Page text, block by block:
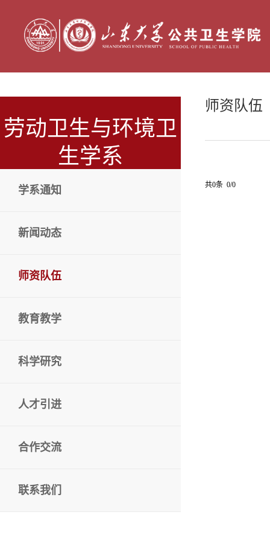
劳动卫生与环境卫
生学系
学系通知
新闻动态
师资队伍
教育教学
科学研究
人才引进
合作交流
联系我们
师资队伍
共0条 0/0